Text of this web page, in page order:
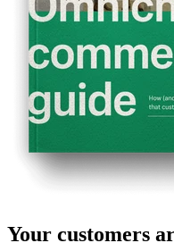
Your customers